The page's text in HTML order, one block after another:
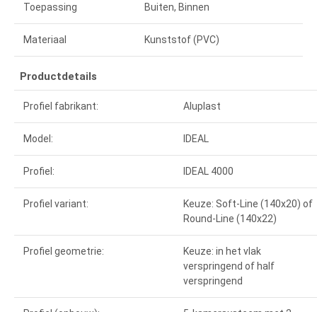
Toepassing Buiten, Binnen
Materiaal Kunststof (PVC)
Productdetails
Profiel fabrikant: Aluplast
Model: IDEAL
Profiel: IDEAL 4000
Profiel variant:
Keuze: Soft-Line (140x20) of
Round-Line (140x22)
Profiel geometrie:
Keuze: in het vlak
verspringend of half
verspringend